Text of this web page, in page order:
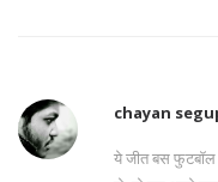
chayan
ये जीत बस फुटबॉल